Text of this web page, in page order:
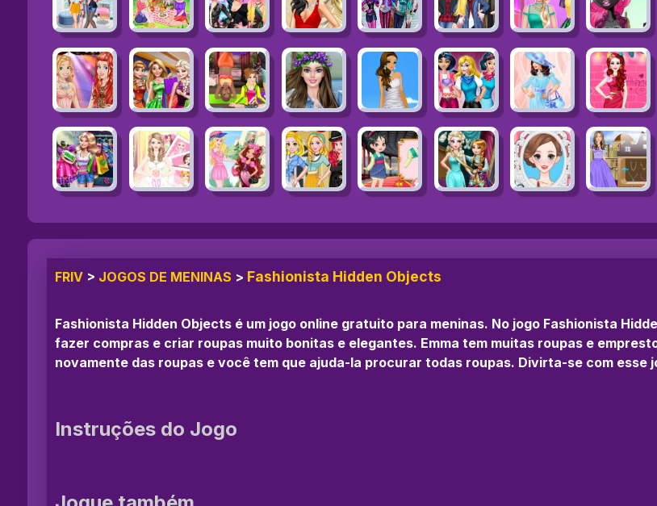
FRIV > JOGOS DE MENINAS > Fashionista Hidden Objects
Fashionista Hidden Objects é um jogo online gratuito para meninas. No jogo Fashionista
fazer compras e criar roupas muito bonitas e elegantes. Emma tem muitas roupas e
novamente das roupas e você tem que ajuda-la procurar todas roupas. Divirta-se com esse
Instruções do Jogo